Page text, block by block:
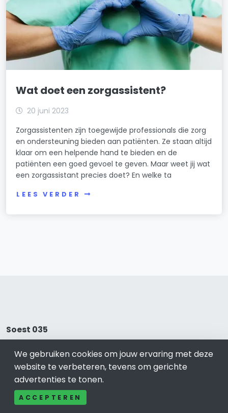
Wat doet een zorgassistent?
20 juni 2023
Zorgassistenten zijn toegewijde professionals die zorg
en ondersteuning bieden aan patiënten. Ze staan altijd
klaar om een helpende hand te bieden en de
patiënten een goed gevoel te geven. Maar weet jij wat
een zorgassistant precies doet? En welke ta
LEES VERDER
Soest 035
Bel ons: 085-04 10 177
Contact
Adverteren
Over ons
Cookieverklaring
We gebruiken cookies om jouw ervaring met deze
website te verbeteren, tevens om gerichte
advertenties te tonen.
ACCEPTEREN